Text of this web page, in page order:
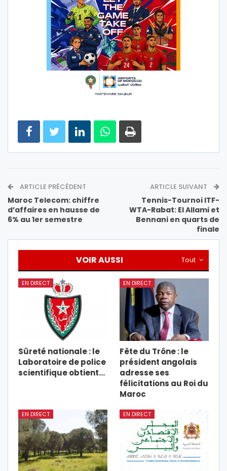
ARTICLE PRÉCÉDENT
Maroc Telecom: chiffre
d’affaires en hausse de
6% au 1er semestre
ARTICLE SUIVANT
Tennis-Tournoi ITF-
WTA-Rabat: El Allami et
Bennani en quarts de
finale
Tout
VOIR AUSSI
EN DIRECT
Sûreté nationale : le
Laboratoire de police
scientifique obtient…
EN DIRECT
Fête du Trône : le
président angolais
adresse ses
félicitations au Roi du
Maroc
EN DIRECT EN DIRECT